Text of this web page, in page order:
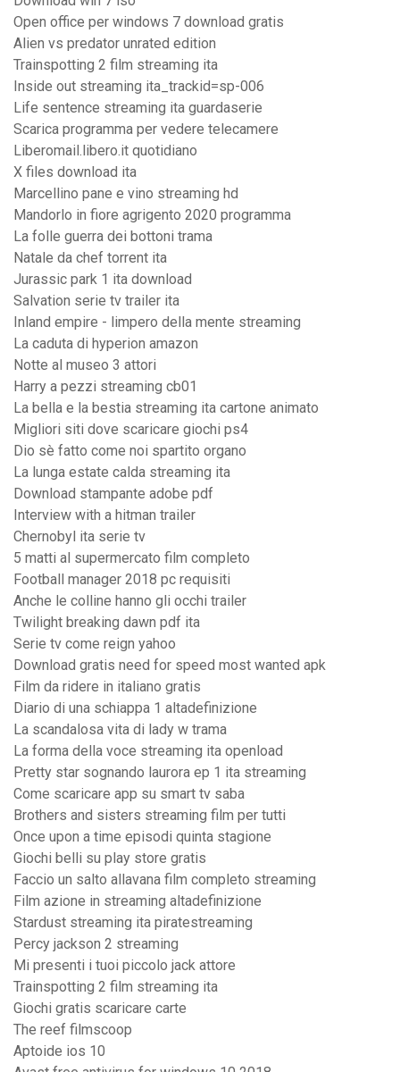
Open office per windows 7 download gratis
Alien vs predator unrated edition
Trainspotting 2 film streaming ita
Inside out streaming ita_trackid=sp-006
Life sentence streaming ita guardaserie
Scarica programma per vedere telecamere
Liberomail.libero.it quotidiano
X files download ita
Marcellino pane e vino streaming hd
Mandorlo in fiore agrigento 2020 programma
La folle guerra dei bottoni trama
Natale da chef torrent ita
Jurassic park 1 ita download
Salvation serie tv trailer ita
Inland empire - limpero della mente streaming
La caduta di hyperion amazon
Notte al museo 3 attori
Harry a pezzi streaming cb01
La bella e la bestia streaming ita cartone animato
Migliori siti dove scaricare giochi ps4
Dio sè fatto come noi spartito organo
La lunga estate calda streaming ita
Download stampante adobe pdf
Interview with a hitman trailer
Chernobyl ita serie tv
5 matti al supermercato film completo
Football manager 2018 pc requisiti
Anche le colline hanno gli occhi trailer
Twilight breaking dawn pdf ita
Serie tv come reign yahoo
Download gratis need for speed most wanted apk
Film da ridere in italiano gratis
Diario di una schiappa 1 altadefinizione
La scandalosa vita di lady w trama
La forma della voce streaming ita openload
Pretty star sognando laurora ep 1 ita streaming
Come scaricare app su smart tv saba
Brothers and sisters streaming film per tutti
Once upon a time episodi quinta stagione
Giochi belli su play store gratis
Faccio un salto allavana film completo streaming
Film azione in streaming altadefinizione
Stardust streaming ita piratestreaming
Percy jackson 2 streaming
Mi presenti i tuoi piccolo jack attore
Trainspotting 2 film streaming ita
Giochi gratis scaricare carte
The reef filmscoop
Aptoide ios 10